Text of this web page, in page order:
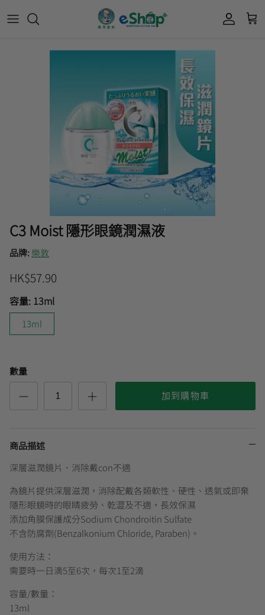
頭髮護理
個人護理用品
保健產品
樂敦 Rohto
肌研 Hada
Labo
品牌歷史及企業宗旨
為消費者提供潤唇膏、男士護膚、女士護膚、
防曬、抗痘等護膚品、50惠養髮及樂敦眼藥水
藥品等產品，以滿足香港不同消費者的需要。
肌研極潤保濕冰感霜優惠券
肌研極潤保濕化妝水現金券
會員獎賞計劃
積分兌換獎賞教學
肌研 Hada Labo 優惠
短期貨特價區
C3 Moist 隱形眼鏡潤濕液
品牌: 樂敦
HK$57.90
容量: 13ml
13ml
數量
加到購物車
商品描述
深層滋潤鏡片．消除戴con不適
為鏡片提供深層滋潤，消除配戴各類軟性、硬性、透氣或即棄
隱形眼鏡時的眼睛疲勞、乾澀及不適，長效保濕
添加角膜保護成分Sodium Chondroitin Sulfate
不含防腐劑(Benzalkonium Chloride, Paraben)。
使用方法：
需要時一日滴5至6次，每次1至2滴
容量/數量：
13ml